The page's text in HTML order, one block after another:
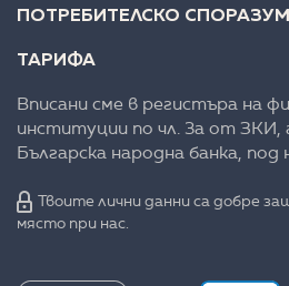
ПОТРЕБИТЕЛСКО
ТАРИФА
Вписани сме в регистъра на
институции по чл. 3а от
Българска народна банка,
Твоите лични данни са добре
място при нас.